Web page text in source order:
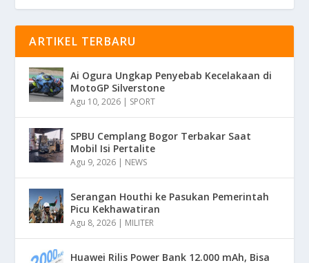
ARTIKEL TERBARU
Ai Ogura Ungkap Penyebab Kecelakaan di
MotoGP Silverstone
Agu 10, 2026 | SPORT
SPBU Cemplang Bogor Terbakar Saat
Mobil Isi Pertalite
Agu 9, 2026 | NEWS
Serangan Houthi ke Pasukan Pemerintah
Picu Kekhawatiran
Agu 8, 2026 | MILITER
Huawei Rilis Power Bank 12.000 mAh, Bisa